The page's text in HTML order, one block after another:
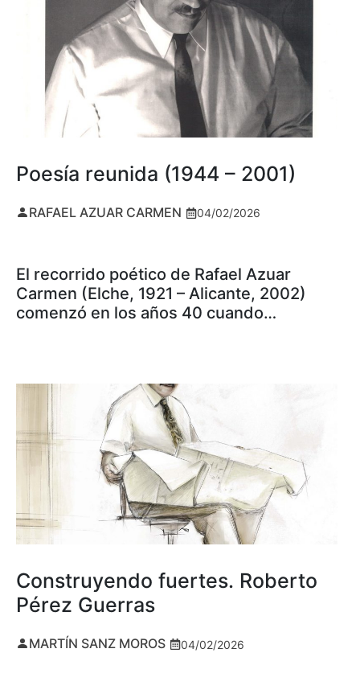
Poesía reunida (1944 – 2001)
RAFAEL AZUAR CARMEN 04/02/2026
El recorrido poético de Rafael Azuar
Carmen (Elche, 1921 – Alicante, 2002)
comenzó en los años 40 cuando…
Construyendo fuertes. Roberto
Pérez Guerras
MARTÍN SANZ MOROS 04/02/2026